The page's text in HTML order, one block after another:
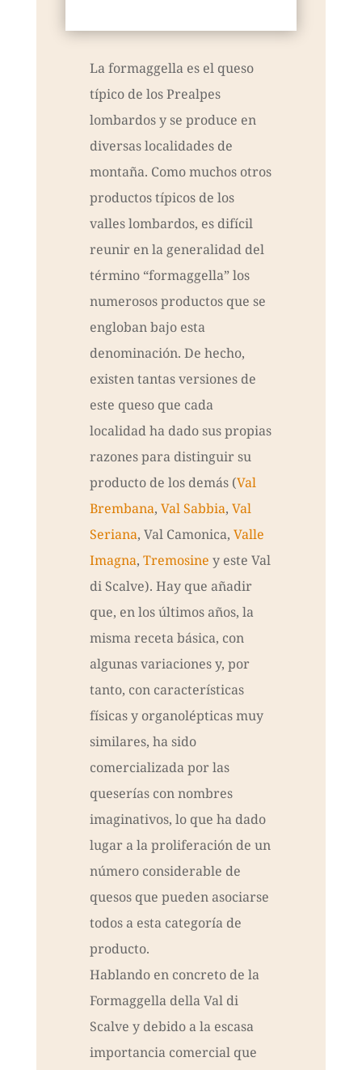
La formaggella es el queso
típico de los Prealpes
lombardos y se produce en
diversas localidades de
montaña. Como muchos otros
productos típicos de los
valles lombardos, es difícil
reunir en la generalidad del
término “formaggella” los
numerosos productos que se
engloban bajo esta
denominación. De hecho,
existen tantas versiones de
este queso que cada
localidad ha dado sus propias
razones para distinguir su
producto de los demás (Val
Brembana, Val Sabbia, Val
Seriana, Val Camonica, Valle
Imagna, Tremosine y este Val
di Scalve). Hay que añadir
que, en los últimos años, la
misma receta básica, con
algunas variaciones y, por
tanto, con características
físicas y organolépticas muy
similares, ha sido
comercializada por las
queserías con nombres
imaginativos, lo que ha dado
lugar a la proliferación de un
número considerable de
quesos que pueden asociarse
todos a esta categoría de
producto.
Hablando en concreto de la
Formaggella della Val di
Scalve y debido a la escasa
importancia comercial que